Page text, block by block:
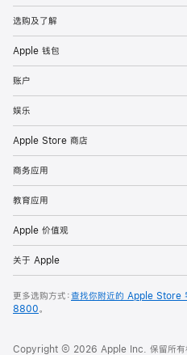
选购及了解
Apple 钱包
账户
娱乐
Apple Store 商店
商务应用
教育应用
Apple 价值观
关于 Apple
更多选购方式：查找你附近的 Apple Store
8800。
Copyright © 2026 Apple Inc. 保留所有